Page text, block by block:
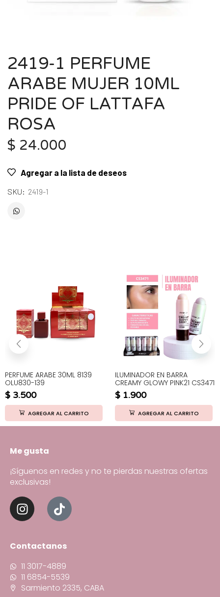
2419-1 PERFUME
ARABE MUJER 10ML
PRIDE OF LATTAFA
ROSA
$ 24.000
Agregar a la lista de deseos
SKU: 2419-1
PERFUME ARABE 30ML 8139
OLU830-139
$ 3.500
AGREGAR AL CARRITO
ILUMINADOR EN BARRA
CREAMY GLOWY PINK21 CS3471
$ 1.900
AGREGAR AL CARRITO
Me gusta
¡Síguenos en redes y no te pierdas nuestras ofertas
exclusivas!
Contactanos
11 3017-4889
11 6854-5539
Sarmiento 2335, CABA